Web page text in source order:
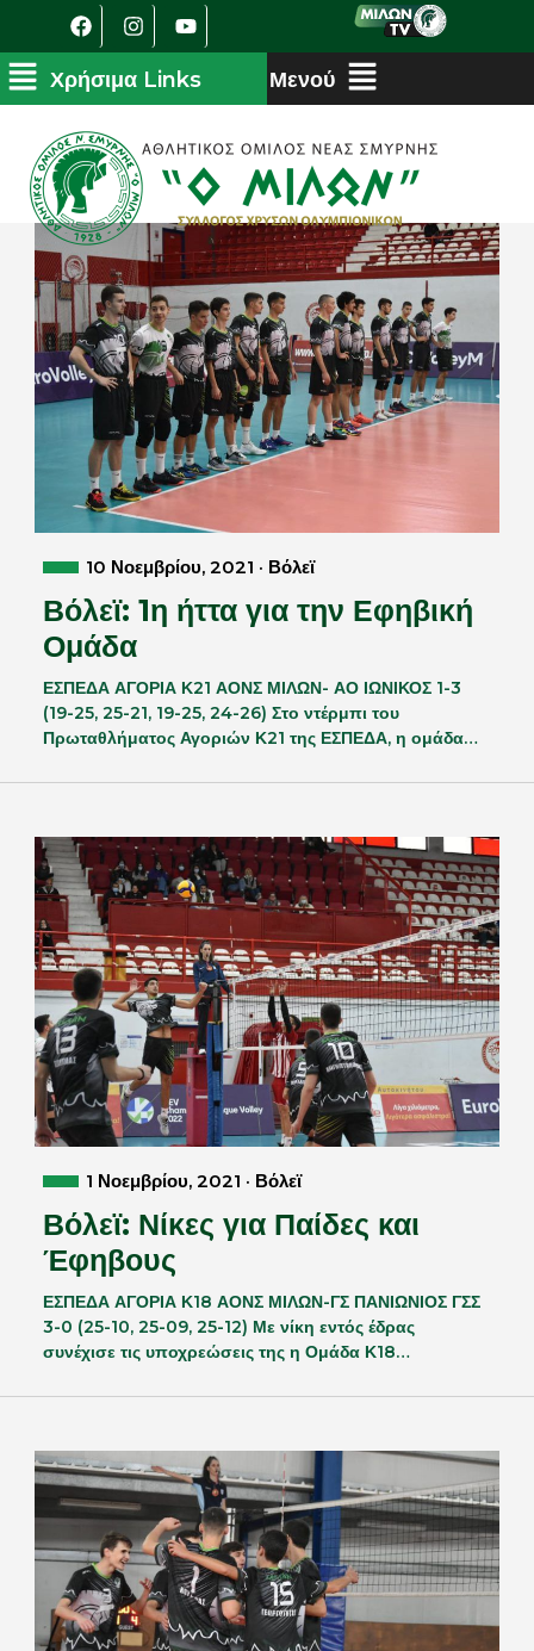
10 Νοεμβρίου, 2021 · Βόλεϊ
Βόλεϊ: 1η ήττα για την Εφηβική
Ομάδα
ΕΣΠΕΔΑ ΑΓΟΡΙΑ Κ21 ΑΟΝΣ ΜΙΛΩΝ- ΑΟ ΙΩΝΙΚΟΣ 1-3
(19-25, 25-21, 19-25, 24-26) Στο ντέρμπι του
Πρωταθλήματος Αγοριών Κ21 της ΕΣΠΕΔΑ, η ομάδα…
1 Νοεμβρίου, 2021 · Βόλεϊ
Βόλεϊ: Νίκες για Παίδες και
Έφηβους
ΕΣΠΕΔΑ ΑΓΟΡΙΑ Κ18 ΑΟΝΣ ΜΙΛΩΝ-ΓΣ ΠΑΝΙΩΝΙΟΣ ΓΣΣ
3-0 (25-10, 25-09, 25-12) Με νίκη εντός έδρας
συνέχισε τις υποχρεώσεις της η Ομάδα Κ18…